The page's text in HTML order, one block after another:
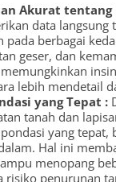
Akurat tentang
data langsung
pada berbagai
geser, dan
lebih mendetail
yang Tepat :
tanah dan
yang tepat,
Hal ini
menopang
risiko penurunan